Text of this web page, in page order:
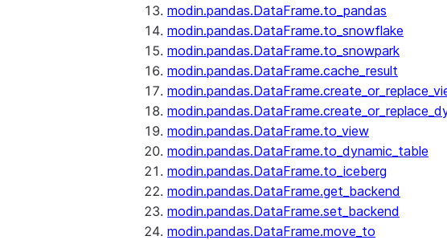
modin.pandas.DataFrame.to_pandas
modin.pandas.DataFrame.to_snowflake
modin.pandas.DataFrame.to_snowpark
modin.pandas.DataFrame.cache_result
modin.pandas.DataFrame.to_view
modin.pandas.DataFrame.to_dynamic_table
modin.pandas.DataFrame.to_iceberg
modin.pandas.DataFrame.get_backend
modin.pandas.DataFrame.set_backend
modin.pandas.DataFrame.move_to